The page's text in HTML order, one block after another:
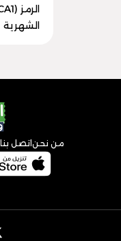
الشهرية
من نحن اتصل بنا